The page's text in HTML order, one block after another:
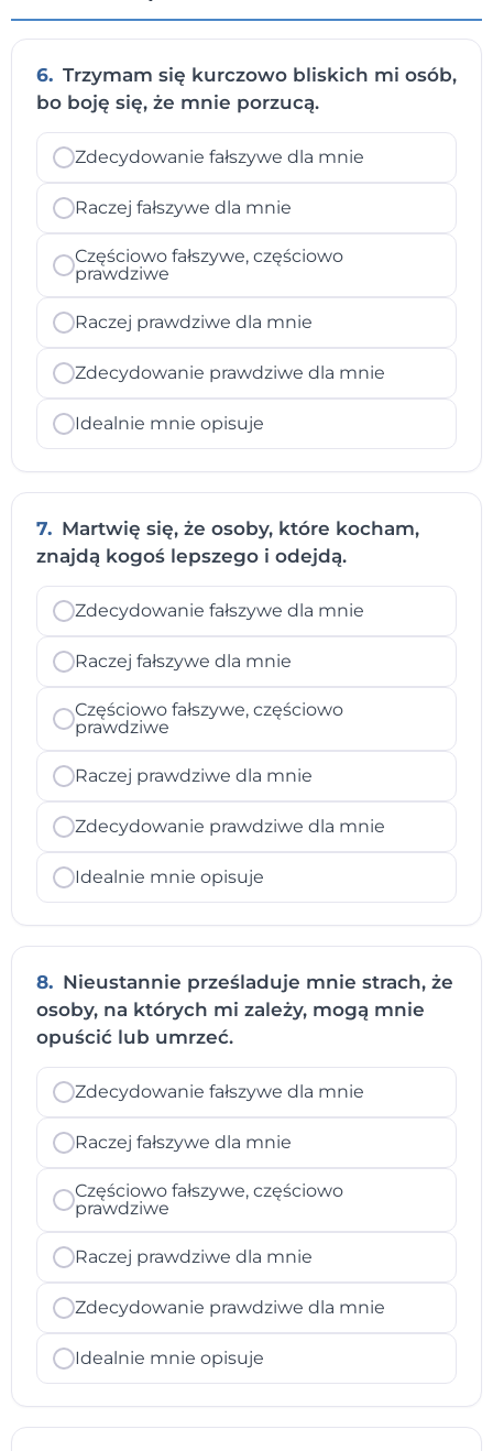
6. Trzymam się kurczowo bliskich mi osób,
bo boję się, że mnie porzucą.
Zdecydowanie fałszywe dla mnie
Raczej fałszywe dla mnie
Częściowo fałszywe, częściowo
prawdziwe
Raczej prawdziwe dla mnie
Zdecydowanie prawdziwe dla mnie
Idealnie mnie opisuje
7. Martwię się, że osoby, które kocham,
znajdą kogoś lepszego i odejdą.
Zdecydowanie fałszywe dla mnie
Raczej fałszywe dla mnie
Częściowo fałszywe, częściowo
prawdziwe
Raczej prawdziwe dla mnie
Zdecydowanie prawdziwe dla mnie
Idealnie mnie opisuje
8. Nieustannie prześladuje mnie strach, że
osoby, na których mi zależy, mogą mnie
opuścić lub umrzeć.
Zdecydowanie fałszywe dla mnie
Raczej fałszywe dla mnie
Częściowo fałszywe, częściowo
prawdziwe
Raczej prawdziwe dla mnie
Zdecydowanie prawdziwe dla mnie
Idealnie mnie opisuje